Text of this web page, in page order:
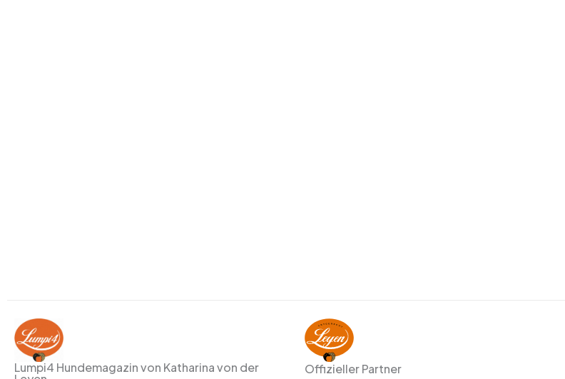
Lumpi4 Hundemagazin von Katharina von der
Offizieller Partner